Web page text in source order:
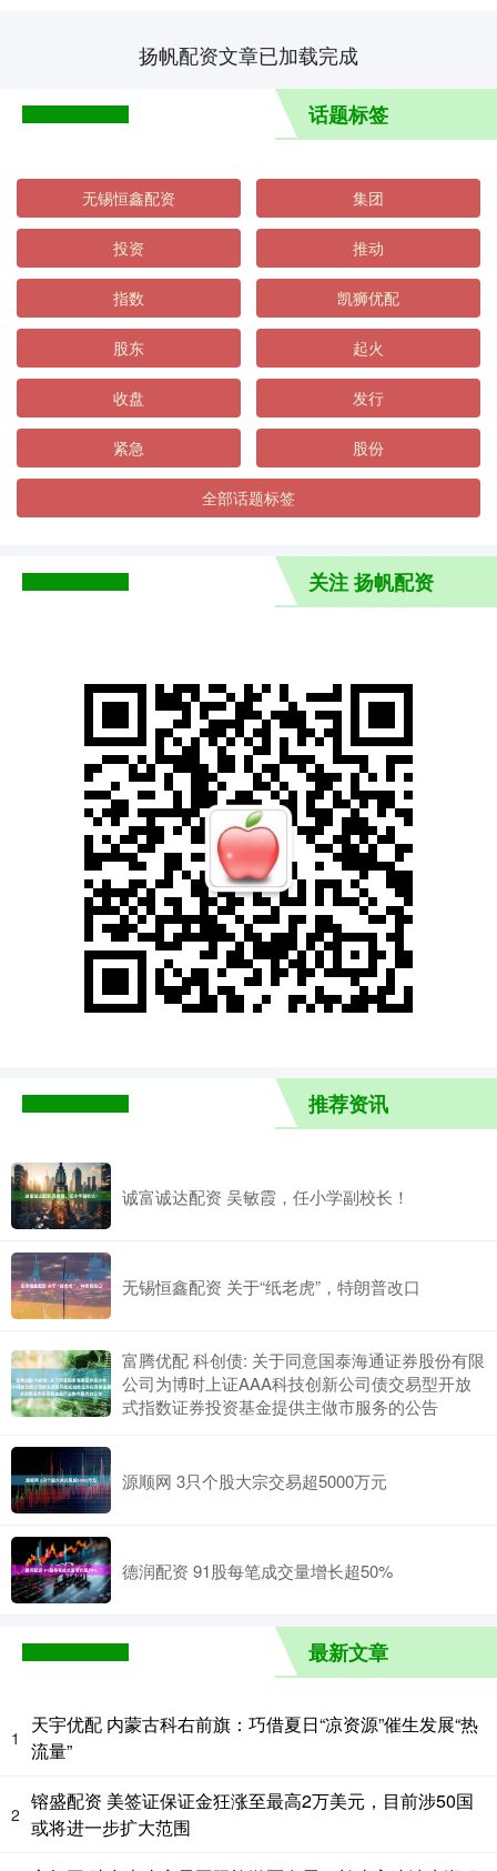
扬帆配资文章已加载完成
话题标签
无锡恒鑫配资 集团
投资 推动
指数 凯狮优配
股东 起火
收盘 发行
紧急 股份
全部话题标签
关注 扬帆配资
推荐资讯
诚富诚达配资 吴敏霞，任小学副校长！
无锡恒鑫配资 关于“纸老虎”，特朗普改口
富腾优配 科创债: 关于同意国泰海通证券股份有限
公司为博时上证AAA科技创新公司债交易型开放
式指数证券投资基金提供主做市服务的公告
源顺网 3只个股大宗交易超5000万元
德润配资 91股每笔成交量增长超50%
最新文章
1
天宇优配 内蒙古科右前旗：巧借夏日“凉资源”催生发展“热
流量”
2
镕盛配资 美签证保证金狂涨至最高2万美元，目前涉50国
或将进一步扩大范围